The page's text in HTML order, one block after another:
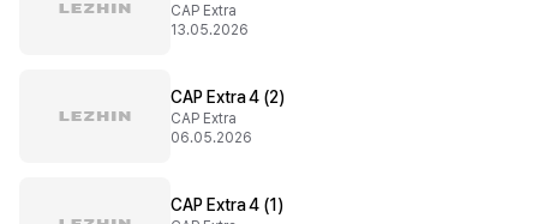
CAP Extra
13.05.2026
CAP Extra 4 (2)
CAP Extra
06.05.2026
CAP Extra 4 (1)